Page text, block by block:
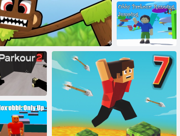
Obby Parkour: Brainrots addormentati
Salto bloccato
Dublino
Obby Parkour:
correre, saltare
Eparkour 2